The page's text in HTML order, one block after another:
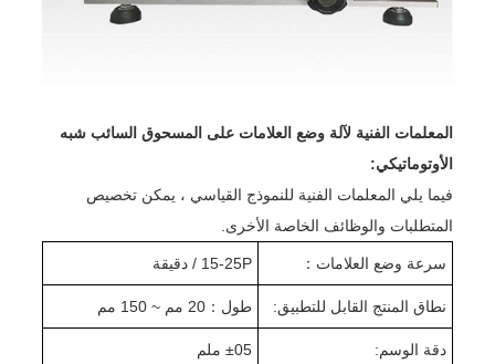
المعلمات الفنية لآلة وضع العلامات على المسحوق السائب شبه
الأوتوماتيكي:
فيما يلي المعلمات الفنية للنموذج القياسي ، يمكن تخصيص
المتطلبات والوظائف الخاصة الأخرى.
سرعة وضع العلامات ： 15-25P / دقيقة
نطاق المنتج القابل للتطبيق: طول ： 20 مم ~ 150 مم
دقة الوسم: ±05 ملم